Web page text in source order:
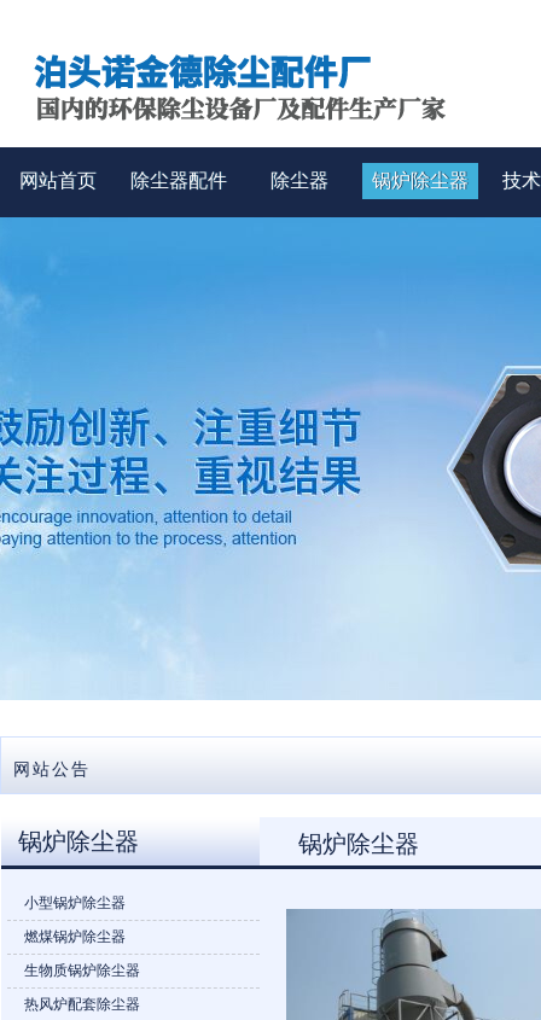
网站首页 除尘器配件 除尘器 锅炉除尘器 技
网站公告
锅炉除尘器
小型锅炉除尘器
燃煤锅炉除尘器
生物质锅炉除尘器
热风炉配套除尘器
锅炉除尘器